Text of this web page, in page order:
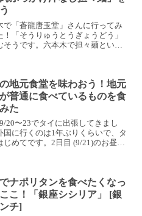
で「蒼龍唐玉堂」さんに行ってみ
！「そうりゅうとうぎょうどう」
そうです。六本木で担々麺といえ
いろいろあるよう...
地元食堂を味わおう！地元
普通に食べているものを食
た
20〜23でタイに出張してきまし
国に行くのは1年ぶりくらいで、タ
じめてです。2日目 (9/21)のお昼
ナポリタンを食べたくなっ
こ！「銀座シシリア」 [銀
チ]